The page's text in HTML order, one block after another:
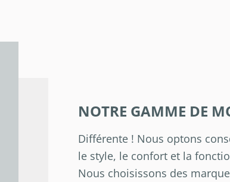
NOTRE GAMME DE
Différente ! Nous optons
le style, le confort et la
Nous choisissons des